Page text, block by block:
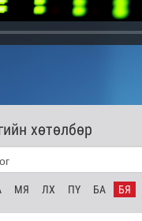
хөтөлбөр
МЯ ЛХ ПҮ БА БЯ